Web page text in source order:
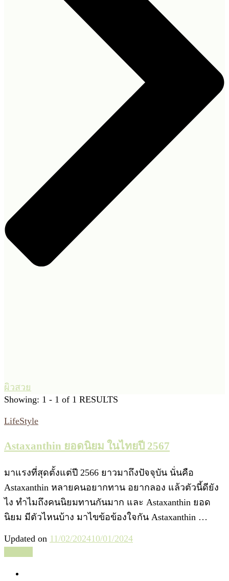
ผิวสวย
Showing: 1 - 1 of 1 RESULTS
LifeStyle
Astaxanthin ยอดนิยม ในไทยปี 2567
มาแรงที่สุดตั้งแต่ปี 2566 ยาวมาถึงปัจจุบัน นั่นคือ
Astaxanthin หลายคนอยากทาน อยากลอง แล้วตัวนี้ดียัง
ไง ทำไมถึงคนนิยมทานกันมาก และ Astaxanthin ยอด
นิยม มีตัวไหนบ้าง มาไขข้อข้องใจกัน Astaxanthin …
Updated on 11/02/202410/01/2024